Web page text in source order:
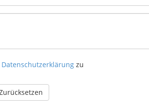
Datenschutzerklärung zu